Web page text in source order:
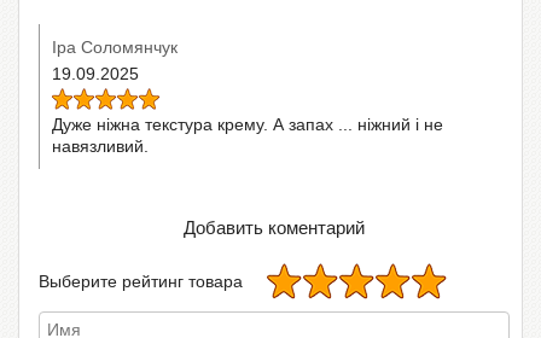
Іра Соломянчук
19.09.2025
Дуже ніжна текстура крему. А запах ... ніжний і не
навязливий.
Добавить коментарий
Выберите рейтинг товара